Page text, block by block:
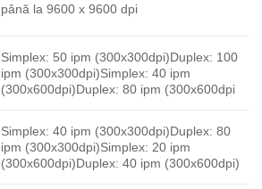
până la 9600 x 9600 dpi
Simplex: 50 ipm (300x300dpi)Duplex: 100
ipm (300x300dpi)Simplex: 40 ipm
(300x600dpi)Duplex: 80 ipm (300x600dpi
Simplex: 40 ipm (300x300dpi)Duplex: 80
ipm (300x300dpi)Simplex: 20 ipm
(300x600dpi)Duplex: 40 ipm (300x600dpi)